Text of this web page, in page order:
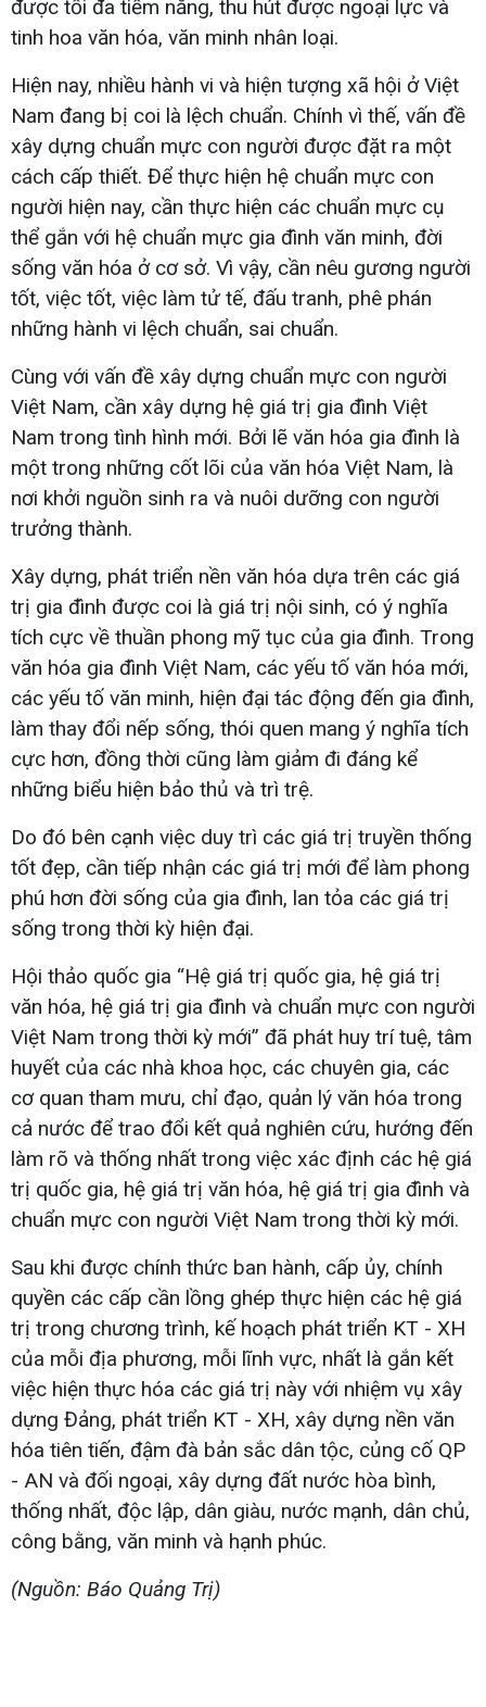
được tối đa tiềm năng, thu hút được ngoại lực và
tinh hoa văn hóa, văn minh nhân loại.
Hiện nay, nhiều hành vi và hiện tượng xã hội ở Việt
Nam đang bị coi là lệch chuẩn. Chính vì thế, vấn đề
xây dựng chuẩn mực con người được đặt ra một
cách cấp thiết. Để thực hiện hệ chuẩn mực con
người hiện nay, cần thực hiện các chuẩn mực cụ
thể gắn với hệ chuẩn mực gia đình văn minh, đời
sống văn hóa ở cơ sở. Vì vậy, cần nêu gương người
tốt, việc tốt, việc làm tử tế, đấu tranh, phê phán
những hành vi lệch chuẩn, sai chuẩn.
Cùng với vấn đề xây dựng chuẩn mực con người
Việt Nam, cần xây dựng hệ giá trị gia đình Việt
Nam trong tình hình mới. Bởi lẽ văn hóa gia đình là
một trong những cốt lõi của văn hóa Việt Nam, là
nơi khởi nguồn sinh ra và nuôi dưỡng con người
trưởng thành.
Xây dựng, phát triển nền văn hóa dựa trên các giá
trị gia đình được coi là giá trị nội sinh, có ý nghĩa
tích cực về thuần phong mỹ tục của gia đình. Trong
văn hóa gia đình Việt Nam, các yếu tố văn hóa mới,
các yếu tố văn minh, hiện đại tác động đến gia đình,
làm thay đổi nếp sống, thói quen mang ý nghĩa tích
cực hơn, đồng thời cũng làm giảm đi đáng kể
những biểu hiện bảo thủ và trì trệ.
Do đó bên cạnh việc duy trì các giá trị truyền thống
tốt đẹp, cần tiếp nhận các giá trị mới để làm phong
phú hơn đời sống của gia đình, lan tỏa các giá trị
sống trong thời kỳ hiện đại.
Hội thảo quốc gia “Hệ giá trị quốc gia, hệ giá trị
văn hóa, hệ giá trị gia đình và chuẩn mực con người
Việt Nam trong thời kỳ mới” đã phát huy trí tuệ, tâm
huyết của các nhà khoa học, các chuyên gia, các
cơ quan tham mưu, chỉ đạo, quản lý văn hóa trong
cả nước để trao đổi kết quả nghiên cứu, hướng đến
làm rõ và thống nhất trong việc xác định các hệ giá
trị quốc gia, hệ giá trị văn hóa, hệ giá trị gia đình và
chuẩn mực con người Việt Nam trong thời kỳ mới.
Sau khi được chính thức ban hành, cấp ủy, chính
quyền các cấp cần lồng ghép thực hiện các hệ giá
trị trong chương trình, kế hoạch phát triển KT - XH
của mỗi địa phương, mỗi lĩnh vực, nhất là gắn kết
việc hiện thực hóa các giá trị này với nhiệm vụ xây
dựng Đảng, phát triển KT - XH, xây dựng nền văn
hóa tiên tiến, đậm đà bản sắc dân tộc, củng cố QP
- AN và đối ngoại, xây dựng đất nước hòa bình,
thống nhất, độc lập, dân giàu, nước mạnh, dân chủ,
công bằng, văn minh và hạnh phúc.
(Nguồn: Báo Quảng Trị)